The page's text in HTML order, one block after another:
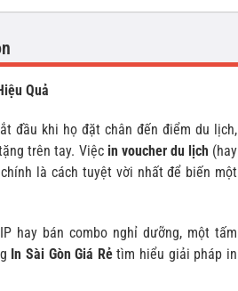
Quả
đầu khi họ đặt chân đến điểm du lịch,
trên tay. Việc in voucher du lịch (hay
là cách tuyệt vời nhất để biến một
hay bán combo nghỉ dưỡng, một tấm
In Sài Gòn Giá Rẻtìm hiểu giải pháp in